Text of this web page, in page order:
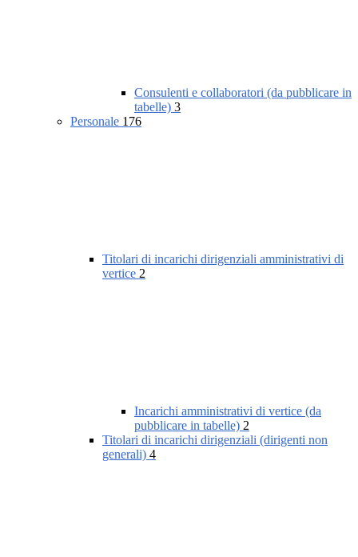
Consulenti e collaboratori (da pubblicare in
tabelle) 3
Personale 176
Titolari di incarichi dirigenziali amministrativi di
vertice 2
Incarichi amministrativi di vertice (da
pubblicare in tabelle) 2
Titolari di incarichi dirigenziali (dirigenti non
generali) 4